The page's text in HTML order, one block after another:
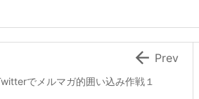
でメルマガ的囲い込み作戦１
 Prev